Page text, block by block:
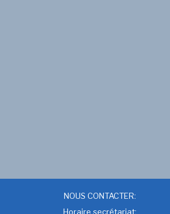
NOUS CONTACTER:
Horaire secrétariat: